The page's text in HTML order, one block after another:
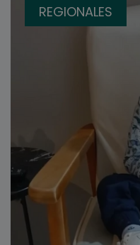
REGIONALES